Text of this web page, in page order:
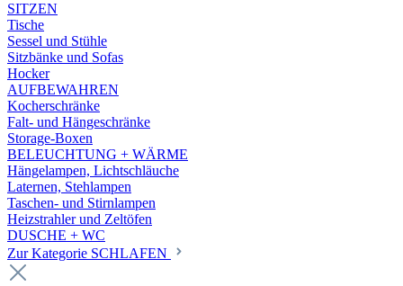
SITZEN
Tische
Sessel und Stühle
Sitzbänke und Sofas
Hocker
AUFBEWAHREN
Kocherschränke
Falt- und Hängeschränke
Storage-Boxen
BELEUCHTUNG + WÄRME
Hängelampen, Lichtschläuche
Laternen, Stehlampen
Taschen- und Stirnlampen
Heizstrahler und Zeltöfen
DUSCHE + WC
Zur Kategorie SCHLAFEN